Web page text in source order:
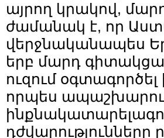
այրող կրակով,
ժամանակ է, որ
վերջնականապես
երբ մարդ
ուզում օգտագործել
որպես